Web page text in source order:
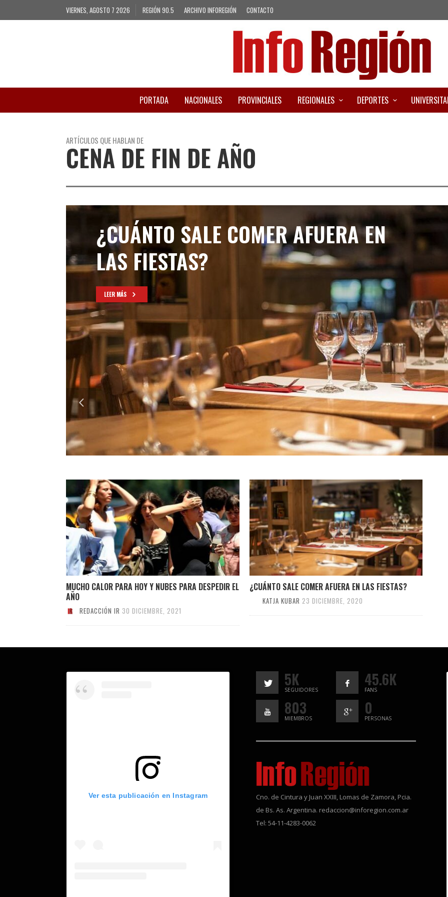
VIERNES, AGOSTO 7 2026 REGIÓN 90.5 ARCHIVO INFOREGIÓN CONTACTO
PORTADA NACIONALES PROVINCIALES REGIONALES DEPORTES
ARTÍCULOS QUE HABLAN DE
CENA DE FIN DE AÑO
¿CUÁNTO SALE COMER AFUERA EN
LAS FIESTAS?
LEER MÁS
MUCHO CALOR PARA HOY Y NUBES PARA DESPEDIR EL
AÑO
REDACCIÓN IR 30 DICIEMBRE, 2021
¿CUÁNTO SALE COMER AFUERA EN LAS FIESTAS?
KATJA KUBAR 23 DICIEMBRE, 2020
Ver esta publicación en Instagram
5K
SEGUIDORES
45.6K
FANS
803
MIEMBROS
0
PERSONAS
Cno. de Cintura y Juan XXIII, Lomas de Zamora, Pcia.
de Bs. As. Argentina. redaccion@inforegion.com.ar
Tel: 54-11-4283-0062